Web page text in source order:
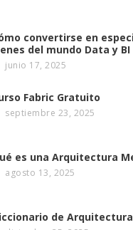
convertirse en
del mundo Data y BI
junio 17, 2025
Fabric Gratuito
septiembre 23, 2025
es una Arquitectura
agosto 13, 2025
de